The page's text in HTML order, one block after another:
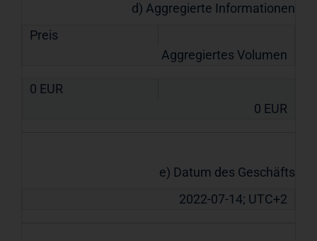
d) Aggregierte Informationen
Preis
Aggregiertes Volumen
0 EUR
0 EUR
e) Datum des Geschäfts
2022-07-14; UTC+2